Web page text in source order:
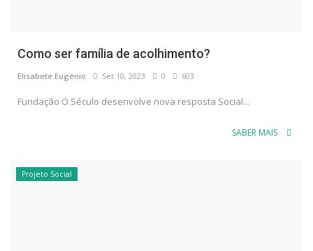
Como ser família de acolhimento?
Elisabete Eugénio Set 10, 2023 0 603
Fundação O Século desenvolve nova resposta Social...
SABER MAIS
Projeto Social